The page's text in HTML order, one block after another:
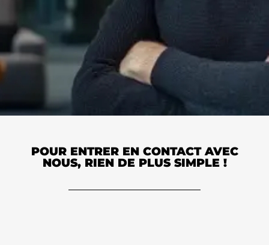
POUR ENTRER EN CONTACT AVEC
NOUS, RIEN DE PLUS SIMPLE !